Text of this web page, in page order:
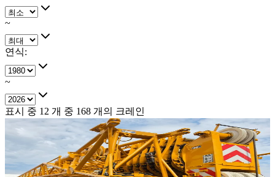
~
연식:
~
표시 중 12 개 중 168 개의 크레인
판매중추천매물
Liebherr · AT 크레인·AT-313
NEW